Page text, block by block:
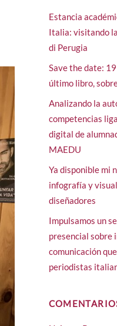
Estancia
Italia: visitando
di Perugia
Save the date:
último libro,
Analizando la
competencias
digital de
MAEDU
Ya disponible mi
infografía y
diseñadores
Impulsamos un
presencial
comunicación
periodistas